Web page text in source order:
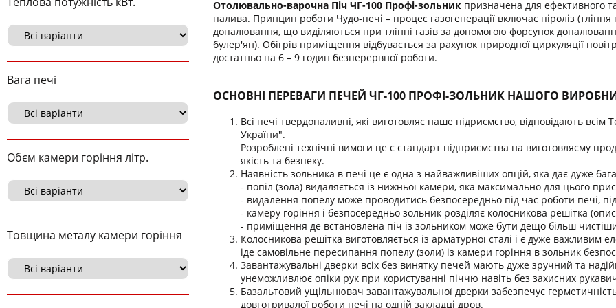
Вага печі
Обєм камери горіння літр.
Товщина металу камери горіння
Отолювально-варочна Піч ЧГ-100 Профі-зольник призначена для ефективного
палива. Принцип роботи Чудо-печі – процес газогенерації включає піроліз
допалювання, що виділяються при тлінні газів за допомогою форсунок
булер'ян). Обігрів приміщення відбувається за рахунок природної циркуляції
достатньо на 6 – 9 годин безперервної роботи.
ОСНОВНІ ПЕРЕВАГИ ПЕЧЕЙ ЧГ-100 ПРОФІ-ЗОЛЬНИК НАШОГО
Всі печі твердопаливні, які виготовляє наше підриємство, відповідають
України".
Розроблені технічні вимоги це є стандарт підприємства на виготовляєму
якість та безпеку.
Наявність зольника в печі це є одна з найважливіших опцій, яка дає дуже
- попіл (зола) видаляється із нижньої камери, яка максимально для цього
- видалення попелу може проводитись безпосередньо під час роботи печі,
- камеру горіння і безпосередньо зольник розділяє колосникова решітка
- приміщення де встановлена піч із зольником може бути дещо більш
Колосникова решітка виготовляється із арматурної сталі і є дуже важливим
іде самовільне пересипання попелу (золи) із камери горіння в зольник
Завантажувальні дверки всіх без винятку печей мають дуже зручний та
унеможливлює опіки рук при користуванні піччю навіть без захисних
Базальтовий ущільнювач завантажувальної дверки забезпечує
довготривалої роботи печі на одній закладці дров.